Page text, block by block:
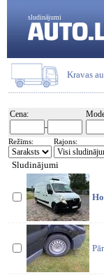
sludinājumi
Kravas
Cena:
-
Režīms: Rajons:
Sludinājumi